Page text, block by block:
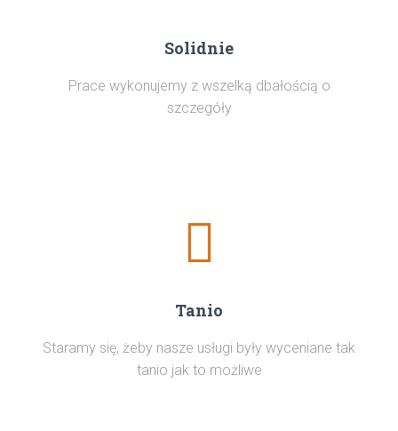
Solidnie
Prace wykonujemy z wszelką dbałością o
szczegóły
Tanio
Staramy się, żeby nasze usługi były wyceniane tak
tanio jak to możliwe